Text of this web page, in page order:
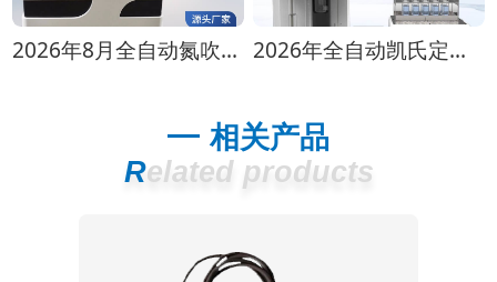
2026年8月全自动氮吹仪选购指南：各行业适配方案推荐 2026年全自动凯氏定氮仪选购指南 实验室选型全攻略
相关产品
Related products